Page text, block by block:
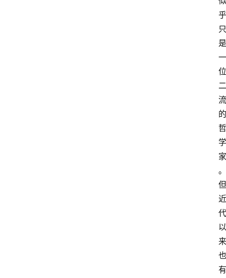
乎
只
是
一
位
二
流
的
哲
学
家
。
但
近
代
以
来
也
有